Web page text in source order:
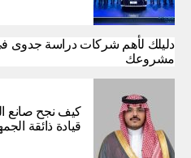
دليلك لأهم شركات دراسة جدوى
مشروعك
كيف نجح صانع
قيادة ذائقة